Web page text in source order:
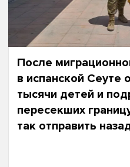
После
в испанской Сеуте
тысячи детей и
пересекших
так отправить